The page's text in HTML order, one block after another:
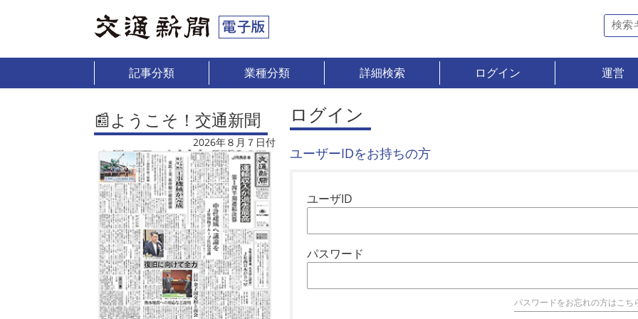
記事分類 業種分類 詳細検索 ログイン 運営
📰ようこそ！交通新聞
2026年８月７日付
ログイン
ユーザーIDをお持ちの方
ユーザID
パスワード
パスワードをお忘れの方はこち